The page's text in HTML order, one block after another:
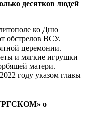
десятков людей
ко Дню
обстрелов ВСУ.
церемонии.
и мягкие игрушки
матери.
году указом главы
о